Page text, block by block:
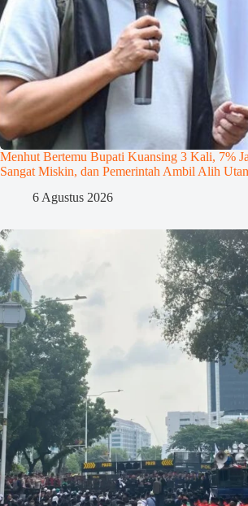
Menhut Bertemu Bupati Kuansing 3 Kali, 7%
Sangat Miskin, dan Pemerintah Ambil Alih
6 Agustus 2026